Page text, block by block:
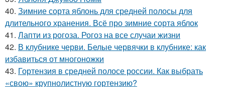
40. Зимние сорта яблонь для средней полосы для
длительного хранения. Всё про зимние сорта яблок
41. Лапти из рогоза. Рогоз на все случаи жизни
42. В клубнике черви. Белые червячки в клубнике: как
избавиться от многоножки
43. Гортензия в средней полосе россии. Как выбрать
«свою» крупнолистную гортензию?